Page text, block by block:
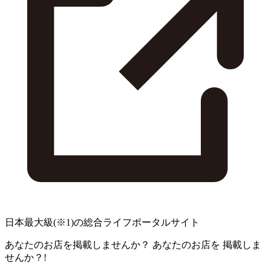
日本最大級(※1)の総合ライフポータルサイト
あなたのお店を掲載しませんか？ あなたのお店を 掲載しま
せんか？!